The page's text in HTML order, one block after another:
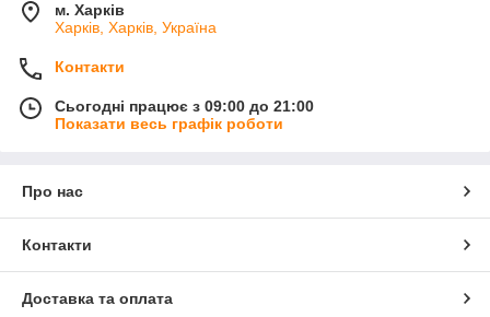
м. Харків
Харків, Харків, Україна
Контакти
Сьогодні працює з 09:00 до 21:00
Показати весь графік роботи
Про нас
Контакти
Доставка та оплата